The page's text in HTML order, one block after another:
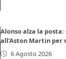
Alonso alza la
all’Aston Martin per
6 Agosto 2026